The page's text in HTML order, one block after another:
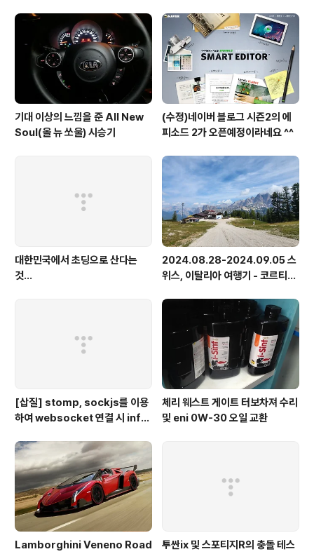
기대 이상의 느낌을 준 All New
Soul(올 뉴 쏘울) 시승기
(수정)네이버 블로그 시즌2의 에
피소드 2가 오픈예정이라네요 ^^
대한민국에서 초딩으로 산다는
것...
2024.08.28-2024.09.05 스
위스, 이탈리아 여행기 - 코르티나
스
[삽질] stomp, sockjs를 이용
하여 websocket 연결 시 info
체리 웨스트 게이트 터보차져 수리
및 eni 0W-30 오일 교환
Lamborghini Veneno Road 투싼ix 및 스포티지R의 충돌 테스